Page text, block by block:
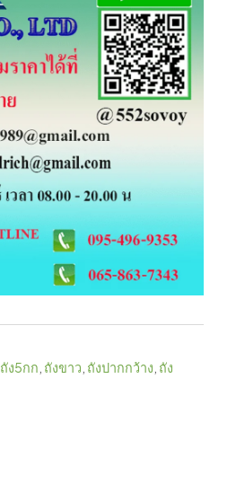
ถัง5กก ถังขาว ถังปากกว้าง ถัง